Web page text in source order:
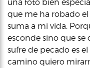
que me ha robado
suma a mi vida.
esconde sino que se
sufre de pecado es
camino quiero